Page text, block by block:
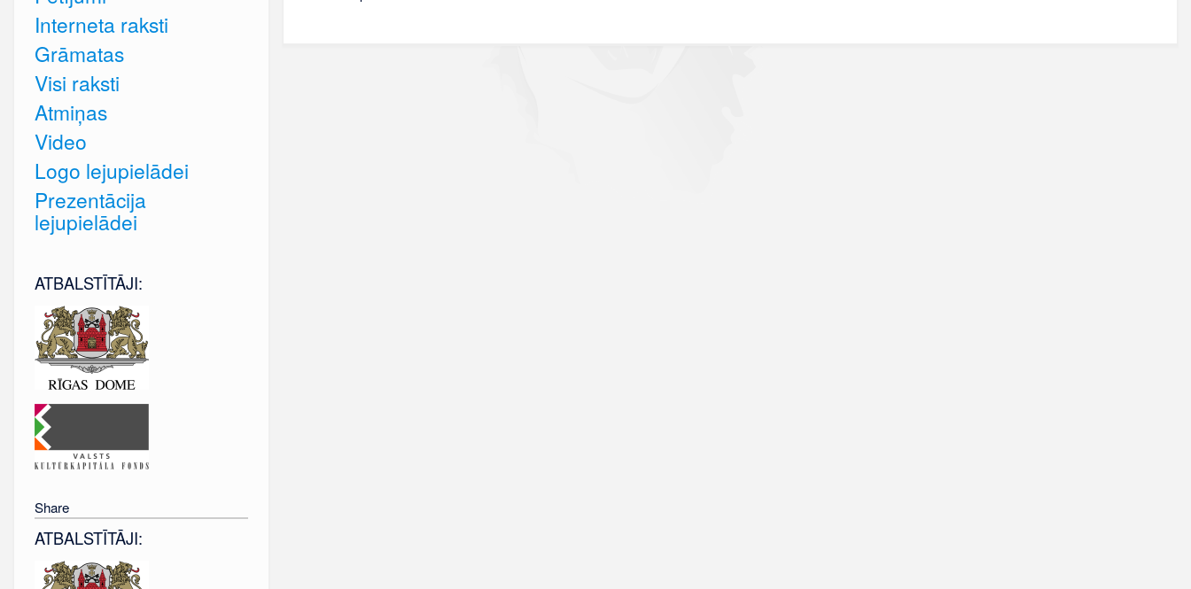
Interneta raksti
Grāmatas
Visi raksti
Atmiņas
Video
Logo lejupielādei
Prezentācija
lejupielādei
ATBALSTĪTĀJI:
Share
ATBALSTĪTĀJI: